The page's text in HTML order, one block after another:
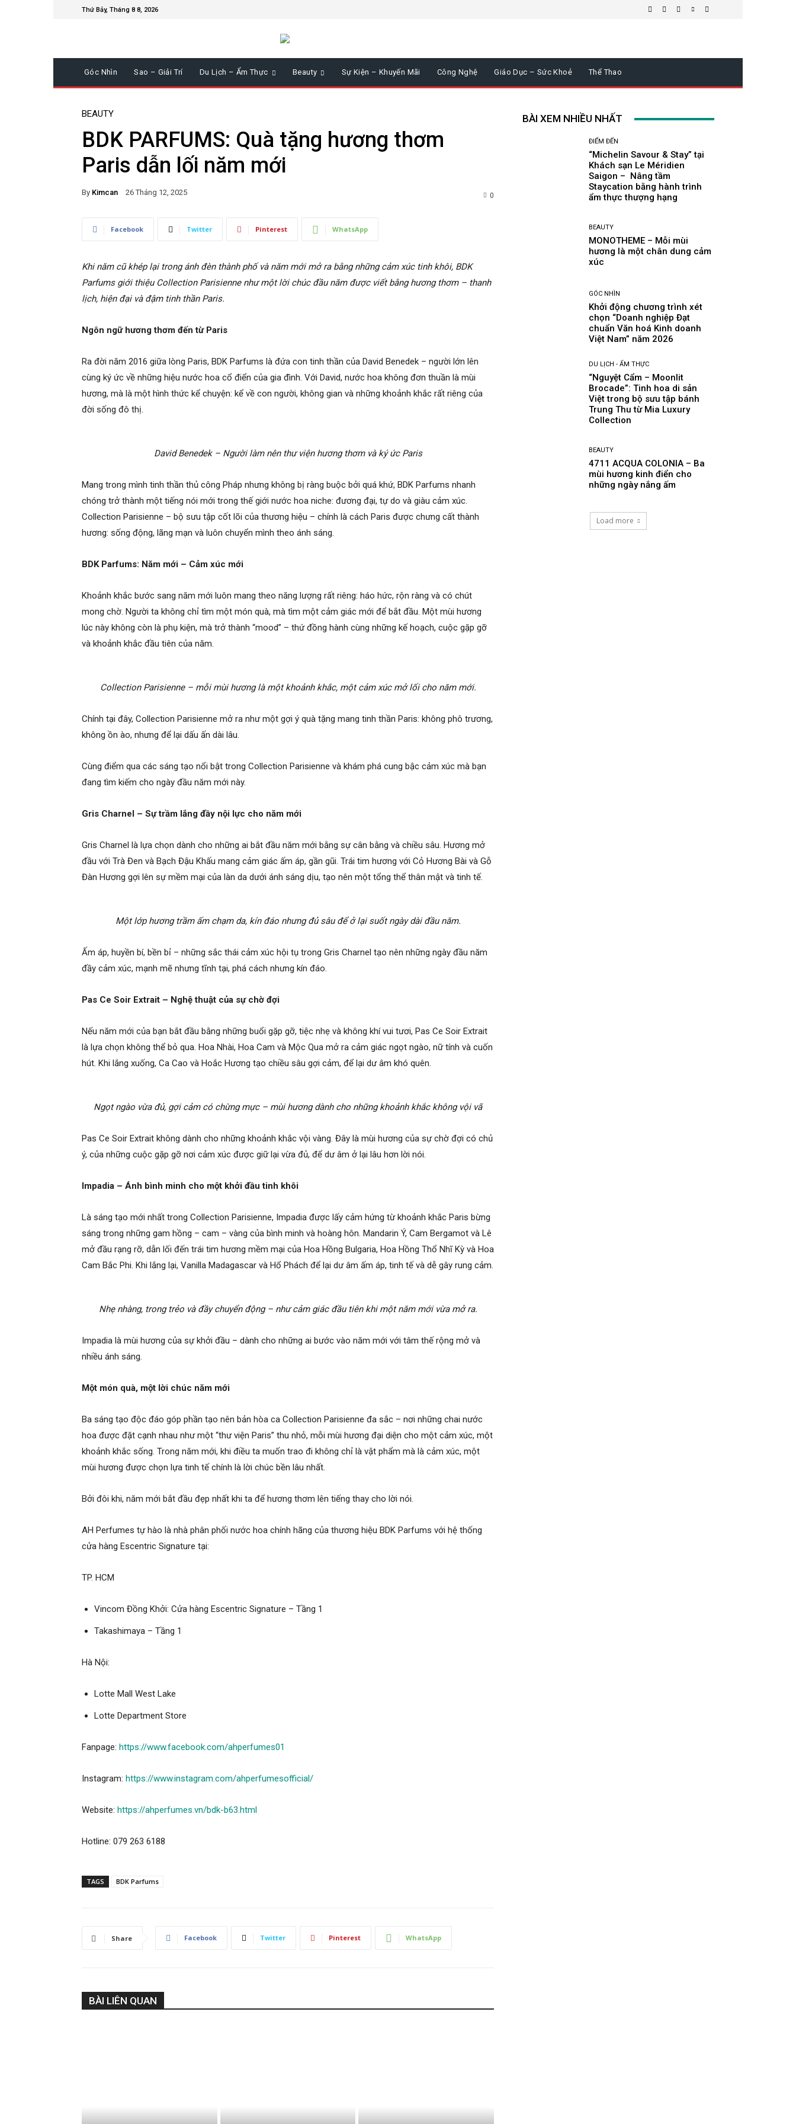
Thứ Bảy, Tháng 8 8, 2026
Góc Nhìn Sao – Giải Trí Du Lịch – Ẩm Thực Beauty Sự Kiện – Khuyến Mãi Công Nghệ Giáo Dục – Sức Khoẻ Thể Thao
BEAUTY
BDK PARFUMS: Quà tặng hương thơm
Paris dẫn lối năm mới
By Kimcan 26 Tháng 12, 2025 0
Facebook Twitter Pinterest WhatsApp
Khi năm cũ khép lại trong ánh đèn thành phố và năm mới mở ra bằng những cảm xúc tinh khôi, BDK
Parfums giới thiệu Collection Parisienne như một lời chúc đầu năm được viết bằng hương thơm – thanh
lịch, hiện đại và đậm tinh thần Paris.
Ngôn ngữ hương thơm đến từ Paris
Ra đời năm 2016 giữa lòng Paris, BDK Parfums là đứa con tinh thần của David Benedek – người lớn lên
cùng ký ức về những hiệu nước hoa cổ điển của gia đình. Với David, nước hoa không đơn thuần là mùi
hương, mà là một hình thức kể chuyện: kể về con người, không gian và những khoảnh khắc rất riêng của
đời sống đô thị.
David Benedek – Người làm nên thư viện hương thơm và ký ức Paris
Mang trong mình tinh thần thủ công Pháp nhưng không bị ràng buộc bởi quá khứ, BDK Parfums nhanh
chóng trở thành một tiếng nói mới trong thế giới nước hoa niche: đương đại, tự do và giàu cảm xúc.
Collection Parisienne – bộ sưu tập cốt lõi của thương hiệu – chính là cách Paris được chưng cất thành
hương: sống động, lãng mạn và luôn chuyển mình theo ánh sáng.
BDK Parfums: Năm mới – Cảm xúc mới
Khoảnh khắc bước sang năm mới luôn mang theo năng lượng rất riêng: háo hức, rộn ràng và có chút
mong chờ. Người ta không chỉ tìm một món quà, mà tìm một cảm giác mới để bắt đầu. Một mùi hương
lúc này không còn là phụ kiện, mà trở thành “mood” – thứ đồng hành cùng những kế hoạch, cuộc gặp gỡ
và khoảnh khắc đầu tiên của năm.
Collection Parisienne – mỗi mùi hương là một khoảnh khắc, một cảm xúc mở lối cho năm mới.
Chính tại đây, Collection Parisienne mở ra như một gợi ý quà tặng mang tinh thần Paris: không phô trương,
không ồn ào, nhưng để lại dấu ấn dài lâu.
Cùng điểm qua các sáng tạo nổi bật trong Collection Parisienne và khám phá cung bậc cảm xúc mà bạn
đang tìm kiếm cho ngày đầu năm mới này.
Gris Charnel – Sự trầm lắng đầy nội lực cho năm mới
Gris Charnel là lựa chọn dành cho những ai bắt đầu năm mới bằng sự cân bằng và chiều sâu. Hương mở
đầu với Trà Đen và Bạch Đậu Khấu mang cảm giác ấm áp, gần gũi. Trái tim hương với Cỏ Hương Bài và Gỗ
Đàn Hương gợi lên sự mềm mại của làn da dưới ánh sáng dịu, tạo nên một tổng thể thân mật và tinh tế.
Một lớp hương trầm ấm chạm da, kín đáo nhưng đủ sâu để ở lại suốt ngày dài đầu năm.
Ấm áp, huyền bí, bền bỉ – những sắc thái cảm xúc hội tụ trong Gris Charnel tạo nên những ngày đầu năm
đầy cảm xúc, mạnh mẽ nhưng tĩnh tại, phá cách nhưng kín đáo.
Pas Ce Soir Extrait – Nghệ thuật của sự chờ đợi
Nếu năm mới của bạn bắt đầu bằng những buổi gặp gỡ, tiệc nhẹ và không khí vui tươi, Pas Ce Soir Extrait
là lựa chọn không thể bỏ qua. Hoa Nhài, Hoa Cam và Mộc Qua mở ra cảm giác ngọt ngào, nữ tính và cuốn
hút. Khi lắng xuống, Ca Cao và Hoắc Hương tạo chiều sâu gợi cảm, để lại dư âm khó quên.
Ngọt ngào vừa đủ, gợi cảm có chừng mực – mùi hương dành cho những khoảnh khắc không vội vã
Pas Ce Soir Extrait không dành cho những khoảnh khắc vội vàng. Đây là mùi hương của sự chờ đợi có chủ
ý, của những cuộc gặp gỡ nơi cảm xúc được giữ lại vừa đủ, để dư âm ở lại lâu hơn lời nói.
Impadia – Ánh bình minh cho một khởi đầu tinh khôi
Là sáng tạo mới nhất trong Collection Parisienne, Impadia được lấy cảm hứng từ khoảnh khắc Paris bừng
sáng trong những gam hồng – cam – vàng của bình minh và hoàng hôn. Mandarin Ý, Cam Bergamot và Lê
mở đầu rạng rỡ, dẫn lối đến trái tim hương mềm mại của Hoa Hồng Bulgaria, Hoa Hồng Thổ Nhĩ Kỳ và Hoa
Cam Bắc Phi. Khi lắng lại, Vanilla Madagascar và Hổ Phách để lại dư âm ấm áp, tinh tế và dễ gây rung cảm.
Nhẹ nhàng, trong trẻo và đầy chuyển động – như cảm giác đầu tiên khi một năm mới vừa mở ra.
Impadia là mùi hương của sự khởi đầu – dành cho những ai bước vào năm mới với tâm thế rộng mở và
nhiều ánh sáng.
Một món quà, một lời chúc năm mới
Ba sáng tạo độc đáo góp phần tạo nên bản hòa ca Collection Parisienne đa sắc – nơi những chai nước
hoa được đặt cạnh nhau như một “thư viện Paris” thu nhỏ, mỗi mùi hương đại diện cho một cảm xúc, một
khoảnh khắc sống. Trong năm mới, khi điều ta muốn trao đi không chỉ là vật phẩm mà là cảm xúc, một
mùi hương được chọn lựa tinh tế chính là lời chúc bền lâu nhất.
Bởi đôi khi, năm mới bắt đầu đẹp nhất khi ta để hương thơm lên tiếng thay cho lời nói.
AH Perfumes tự hào là nhà phân phối nước hoa chính hãng của thương hiệu BDK Parfums với hệ thống
cửa hàng Escentric Signature tại:
TP. HCM
Vincom Đồng Khởi: Cửa hàng Escentric Signature – Tầng 1
Takashimaya – Tầng 1
Hà Nội:
Lotte Mall West Lake
Lotte Department Store
Fanpage: https://www.facebook.com/ahperfumes01
Instagram: https://www.instagram.com/ahperfumesofficial/
Website: https://ahperfumes.vn/bdk-b63.html
Hotline: 079 263 6188
TAGS BDK Parfums
Share Facebook Twitter Pinterest WhatsApp
BÀI LIÊN QUAN
BÀI XEM NHIỀU NHẤT
ĐIỂM ĐẾN
“Michelin Savour & Stay” tại
Khách sạn Le Méridien
Saigon – Nâng tầm
Staycation bằng hành trình
ẩm thực thượng hạng
BEAUTY
MONOTHEME – Mỗi mùi
hương là một chân dung cảm
xúc
GÓC NHÌN
Khởi động chương trình xét
chọn “Doanh nghiệp Đạt
chuẩn Văn hoá Kinh doanh
Việt Nam” năm 2026
DU LỊCH - ẨM THỰC
“Nguyệt Cẩm – Moonlit
Brocade”: Tinh hoa di sản
Việt trong bộ sưu tập bánh
Trung Thu từ Mia Luxury
Collection
BEAUTY
4711 ACQUA COLONIA – Ba
mùi hương kinh điển cho
những ngày nắng ấm
Load more